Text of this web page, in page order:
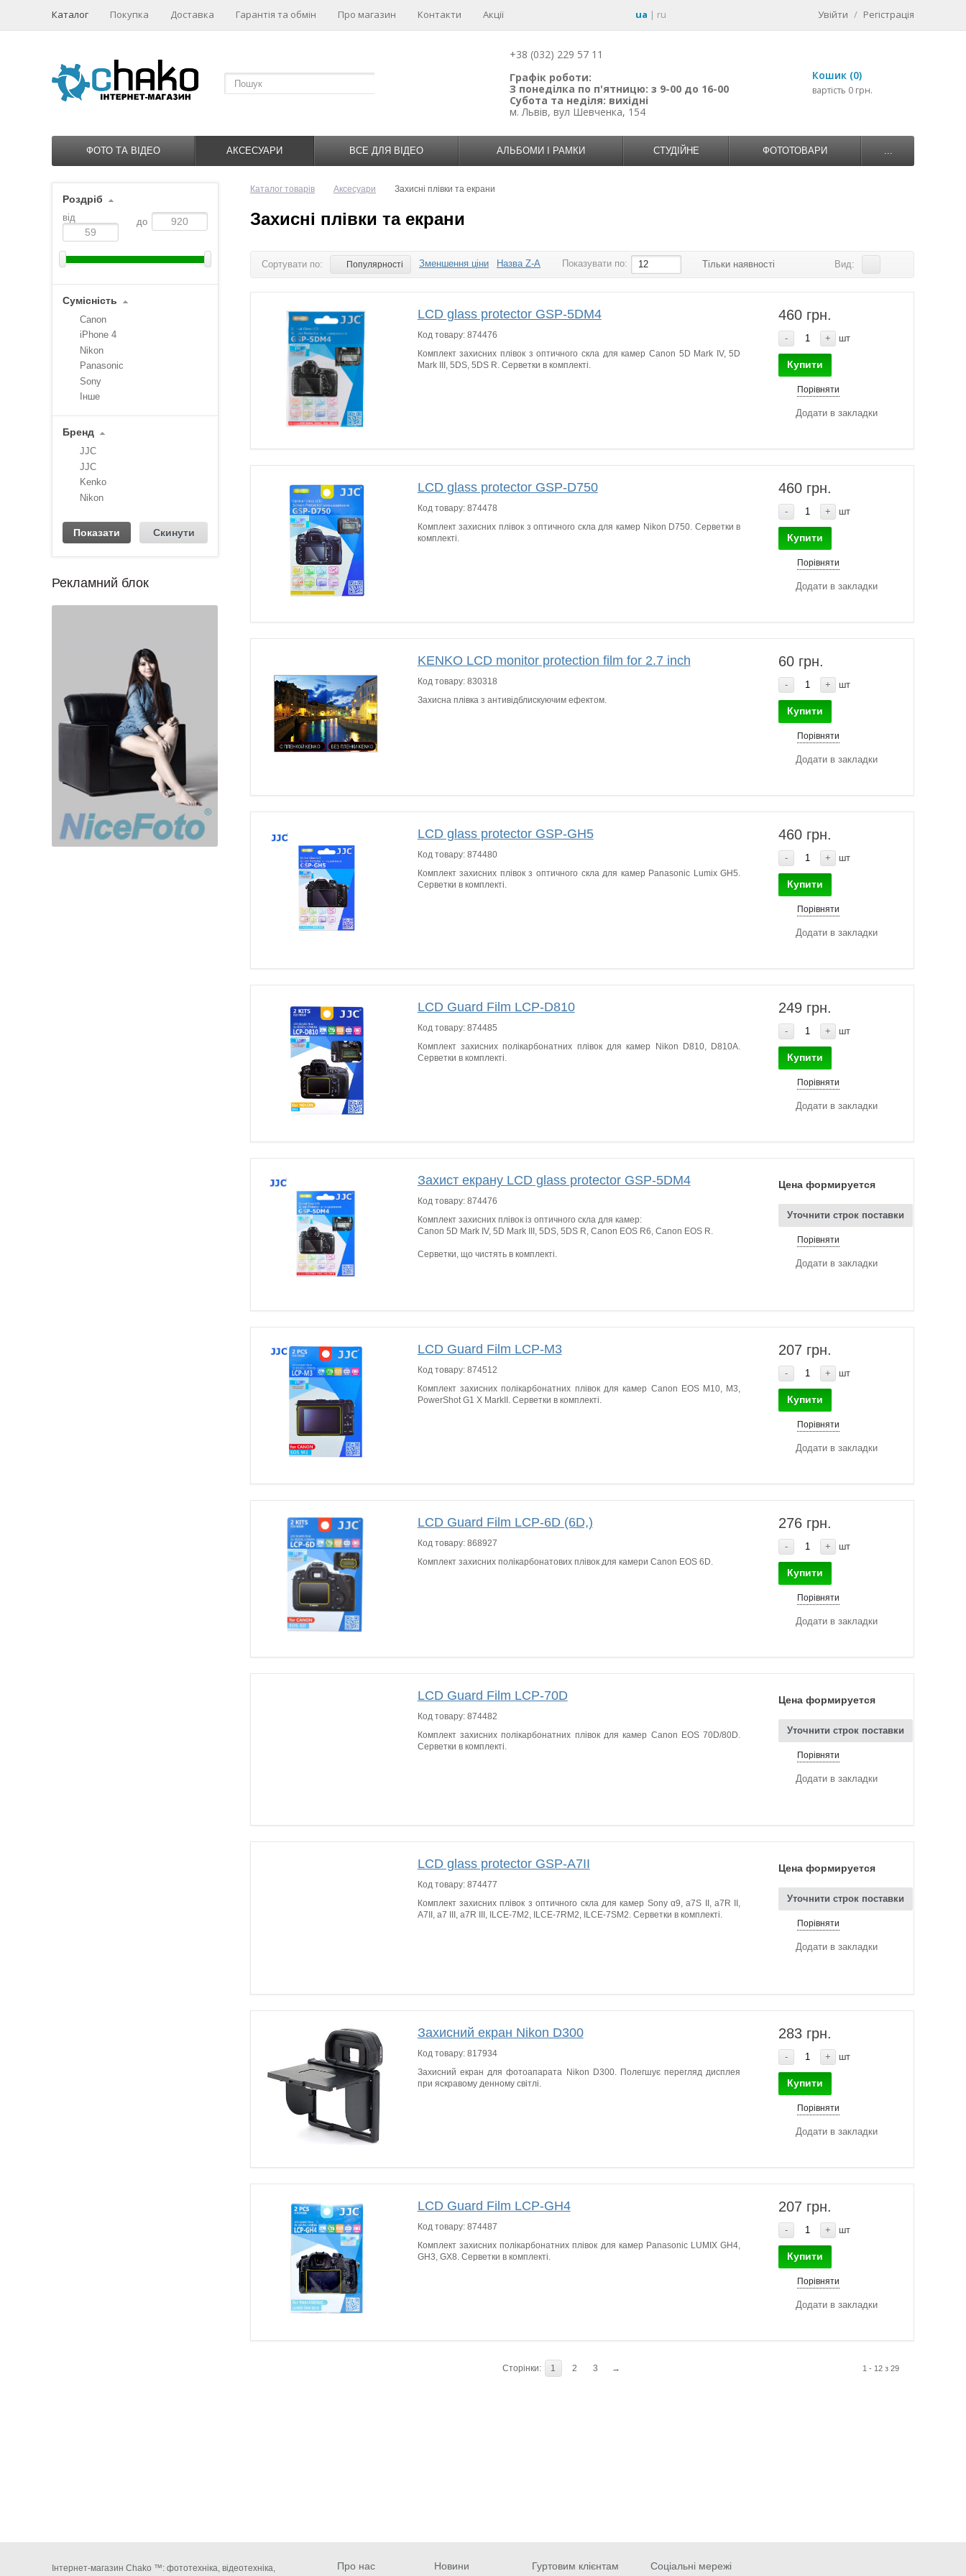
Каталог Покупка Доставка Гарантія та обмін Про магазин Контакти Акції ua | ru Увійти / Регістрація
+38 (032) 229 57 11
Графік роботи:
З понеділка по п'ятницю: з 9-00 до 16-00
Субота та неділя: вихідні
м. Львів, вул Шевченка, 154
Кошик (0)
вартість 0 грн.
ФОТО ТА ВІДЕО АКСЕСУАРИ ВСЕ ДЛЯ ВІДЕО АЛЬБОМИ І РАМКИ СТУДІЙНЕ ФОТОТОВАРИ ...
Роздріб
від до
Сумісність
Canon
iPhone 4
Nikon
Panasonic
Sony
Інше
Бренд
JJC
JJC
Kenko
Nikon
1 2 3 4
Рекламний блок
Каталог товарів Аксесуари Захисні плівки та екрани
Захисні плівки та екрани
Сортувати по: Популярності Зменшення ціни Назва Z-A Показувати по: 12 Тільки наявності Вид:
LCD glass protector GSP-5DM4
Код товару: 874476
Комплект захисних плівок з оптичного скла для камер Canon 5D Mark IV, 5D
Mark III, 5DS, 5DS R. Серветки в комплекті.
460 грн.
- + шт
Купити
Порівняти
Додати в закладки
LCD glass protector GSP-D750
Код товару: 874478
Комплект захисних плівок з оптичного скла для камер Nikon D750. Серветки в
комплекті.
460 грн.
- + шт
Купити
Порівняти
Додати в закладки
KENKO LCD monitor protection film for 2.7 inch
Код товару: 830318
Захисна плівка з антивідблискуючим ефектом.
60 грн.
- + шт
Купити
Порівняти
Додати в закладки
LCD glass protector GSP-GH5
Код товару: 874480
Комплект захисних плівок з оптичного скла для камер Panasonic Lumix GH5.
Серветки в комплекті.
460 грн.
- + шт
Купити
Порівняти
Додати в закладки
LCD Guard Film LCP-D810
Код товару: 874485
Комплект захисних полікарбонатних плівок для камер Nikon D810, D810A.
Серветки в комплекті.
249 грн.
- + шт
Купити
Порівняти
Додати в закладки
Захист екрану LCD glass protector GSP-5DM4
Код товару: 874476
Комплект захисних плівок із оптичного скла для камер:
Canon 5D Mark IV, 5D Mark III, 5DS, 5DS R, Canon EOS R6, Canon EOS R.
Серветки, що чистять в комплекті.
Цена формируется
Уточнити строк поставки
Порівняти
Додати в закладки
LCD Guard Film LCP-M3
Код товару: 874512
Комплект захисних полікарбонатних плівок для камер Canon EOS M10, M3,
PowerShot G1 X MarkII. Серветки в комплекті.
207 грн.
- + шт
Купити
Порівняти
Додати в закладки
LCD Guard Film LCP-6D (6D,)
Код товару: 868927
Комплект захисних полікарбонатових плівок для камери Canon EOS 6D.
276 грн.
- + шт
Купити
Порівняти
Додати в закладки
LCD Guard Film LCP-70D
Код товару: 874482
Комплект захисних полікарбонатних плівок для камер Canon EOS 70D/80D.
Серветки в комплекті.
Цена формируется
Уточнити строк поставки
Порівняти
Додати в закладки
LCD glass protector GSP-A7II
Код товару: 874477
Комплект захисних плівок з оптичного скла для камер Sony α9, a7S II, a7R II,
A7II, a7 III, a7R III, ILCE-7M2, ILCE-7RM2, ILCE-7SM2. Серветки в комплекті.
Цена формируется
Уточнити строк поставки
Порівняти
Додати в закладки
Захисний екран Nikon D300
Код товару: 817934
Захисний екран для фотоапарата Nikon D300. Полегшує перегляд дисплея
при яскравому денному світлі.
283 грн.
- + шт
Купити
Порівняти
Додати в закладки
LCD Guard Film LCP-GH4
Код товару: 874487
Комплект захисних полікарбонатних плівок для камер Panasonic LUMIX GH4,
GH3, GX8. Серветки в комплекті.
207 грн.
- + шт
Купити
Порівняти
Додати в закладки
1 - 12 з 29
Сторінки: 1 2 3 →
Інтернет-магазин Chako ™: фототехніка, відеотехніка, Про нас Новини Гуртовим клієнтам Соціальні мережі